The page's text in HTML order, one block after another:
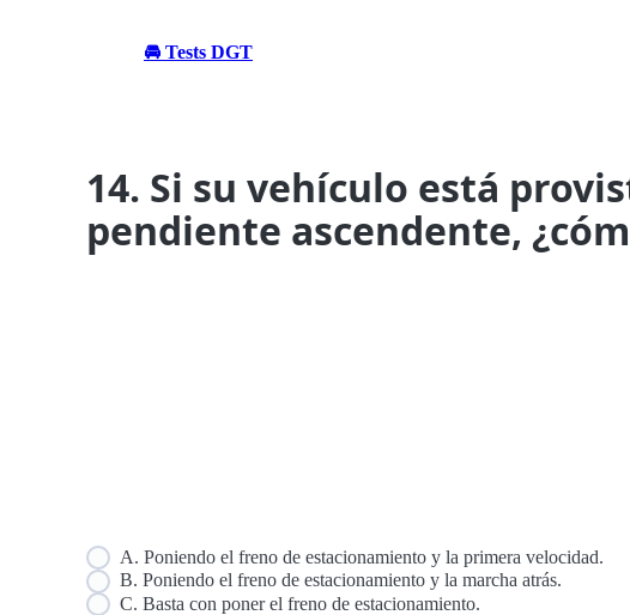
🚘 Tests DGT
14. Si su vehículo está
pendiente ascendente,
A. Poniendo el freno de estacionamiento y la primera velocidad.
B. Poniendo el freno de estacionamiento y la marcha atrás.
C. Basta con poner el freno de estacionamiento.